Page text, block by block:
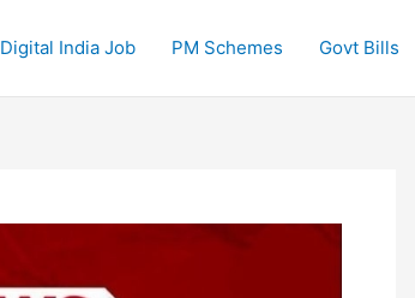
Digital India Job PM Schemes Govt Bills